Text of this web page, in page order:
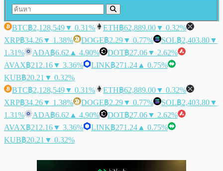
BTC฿2,128,549▼ 0.31% ETH฿62,889.00▼ 0.32%
XRP฿34.26▼ 1.38% DOGE฿2.29▼ 0.77% SOL฿2,403.80▼
1.31%
ADA฿6.62 ▲ 4.90% DOT฿27.06▼ 2.62%
AVAX฿212.16▼ 3.36% LINK฿271.24 ▲ 0.75%
KUB฿20.21 ▼ 0.32%
BTC฿2,128,549▼ 0.31% ETH฿62,889.00▼ 0.32%
XRP฿34.26▼ 1.38% DOGE฿2.29▼ 0.77% SOL฿2,403.80▼
1.31%
ADA฿6.62 ▲ 4.90% DOT฿27.06▼ 2.62%
AVAX฿212.16▼ 3.36% LINK฿271.24 ▲ 0.75%
KUB฿20.21 ▼ 0.32%